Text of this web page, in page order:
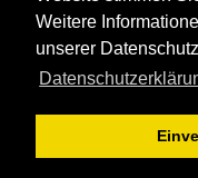
Weitere
unserer
2025 Copyright